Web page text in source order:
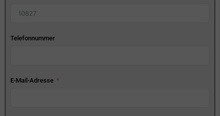
Telefonnummer
E-Mail-Adresse